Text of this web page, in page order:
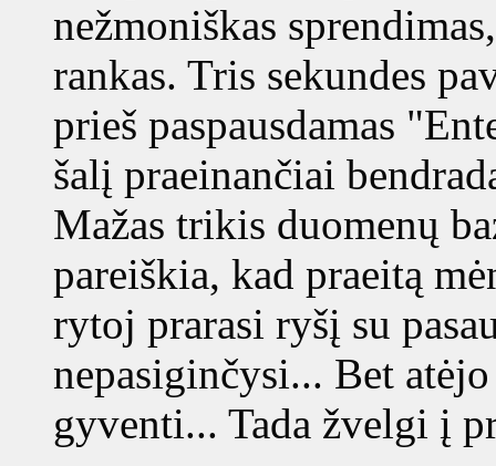
nežmoniškas
rankas. Tris sekundes
prieš paspausdamas
šalį praeinančiai
Mažas trikis duomenų
pareiškia, kad praeitą
rytoj prarasi ryšį su
nepasiginčysi... Bet
gyventi... Tada žvelgi į